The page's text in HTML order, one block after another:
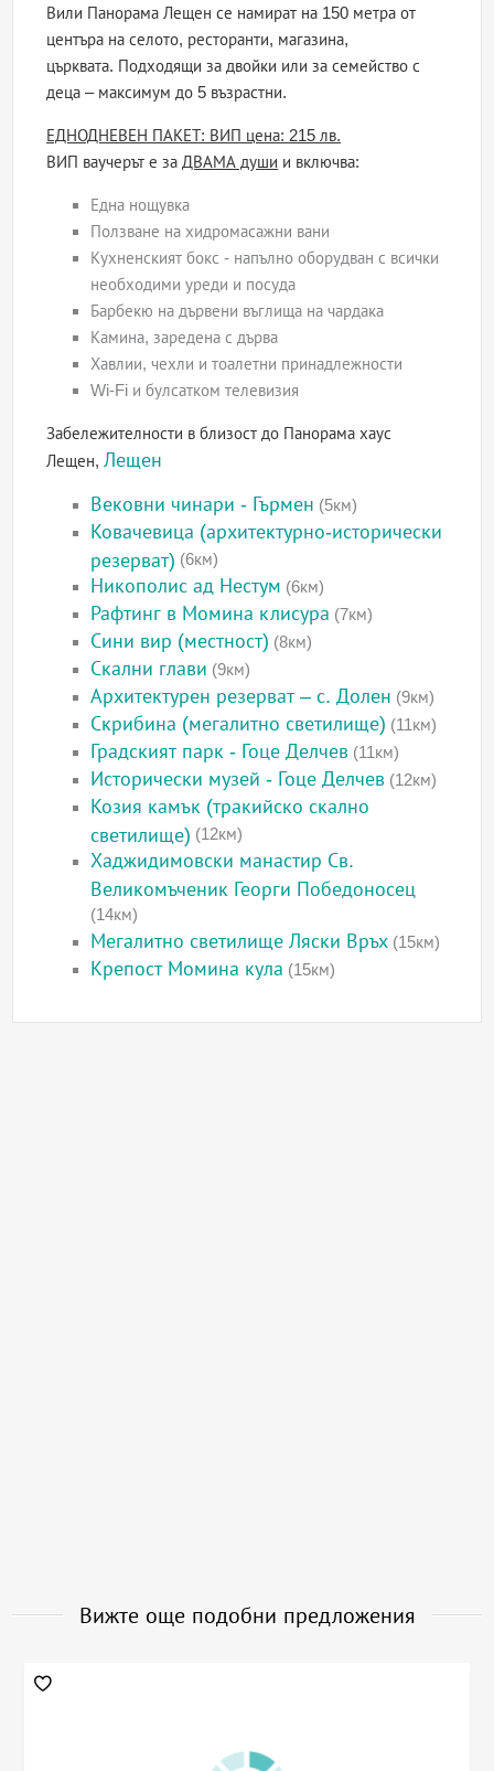
Вили Панорама Лещен се намират на 150 метра от
центъра на селото, ресторанти, магазина,
църквата. Подходящи за двойки или за семейство с
деца – максимум до 5 възрастни.
ЕДНОДНЕВЕН ПАКЕТ: ВИП цена: 215 лв.
ВИП ваучерът е за ДВАМА души и включва:
Една нощувка
Ползване на хидромасажни вани
Кухненският бокс - напълно оборудван с всички
необходими уреди и посуда
Барбекю на дървени въглища на чардака
Камина, заредена с дърва
Хавлии, чехли и тоалетни принадлежности
Wi-Fi и булсатком телевизия
Забележителности в близост до Панорама хаус
Лещен, Лещен
Вековни чинари - Гърмен (5км)
Ковачевица (архитектурно-исторически
резерват) (6км)
Никополис ад Нестум (6км)
Рафтинг в Момина клисура (7км)
Сини вир (местност) (8км)
Скални глави (9км)
Архитектурен резерват – с. Долен (9км)
Скрибина (мегалитно светилище) (11км)
Градският парк - Гоце Делчев (11км)
Исторически музей - Гоце Делчев (12км)
Козия камък (тракийско скално
светилище) (12км)
Хаджидимовски манастир Св.
Великомъченик Георги Победоносец
(14км)
Мегалитно светилище Ляски Връх (15км)
Крепост Момина кула (15км)
Вижте още подобни предложения